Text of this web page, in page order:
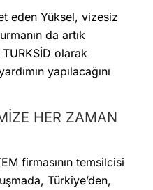
eden Yüksel, vizesiz
da artık
TURKSİD olarak
yapılacağını
HER ZAMAN
firmasının temsilcisi
Türkiye’den,